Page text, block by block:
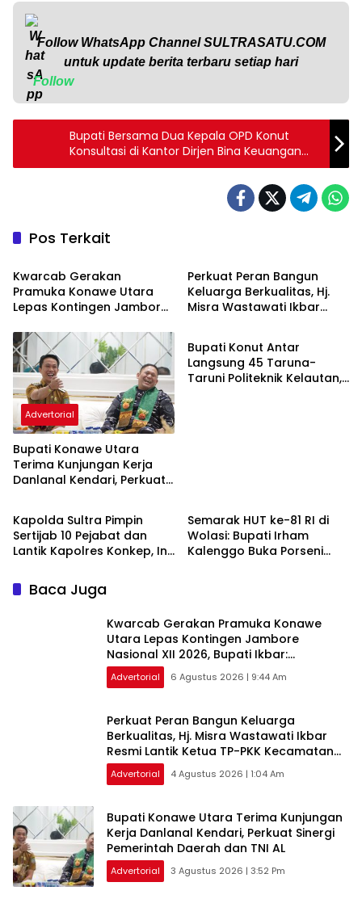
Follow WhatsApp ChannelSULTRASATU.COM
untuk update berita terbaru setiap hari
Follow
Bupati Bersama Dua Kepala OPD Konut
Konsultasi di Kantor Dirjen Bina Keuangan
Daerah Kemendagri
Pos Terkait
Advertorial
‎Kwarcab Gerakan
Pramuka Konawe Utara
Lepas Kontingen Jambore
Ikbar: Tunjukkan Karakter
Generasi Muda Konut yang
‎Perkuat Peran Bangun
Keluarga Berkualitas, Hj.
Misra Wastawati Ikbar
Utara
Advertorial
Bupati Konawe Utara
Terima Kunjungan Kerja
Danlanal Kendari, Perkuat
Advertorial
Bupati Konut Antar
Langsung 45 Taruna-
Taruni Politeknik Kelautan,
Advertorial
‎Kapolda Sultra Pimpin
Sertijab 10 Pejabat dan
Lantik Kapolres Konkep, Ini
Berganti
Semarak HUT ke-81 RI di
Wolasi: Bupati Irham
Kalenggo Buka Porseni
Baca Juga
‎Kwarcab Gerakan Pramuka Konawe
Utara Lepas Kontingen Jambore
Nasional XII 2026, Bupati Ikbar:
Tunjukkan Karakter Generasi Muda
Advertorial 6 Agustus 2026 | 9:44 Am
‎Perkuat Peran Bangun Keluarga
Berkualitas, Hj. Misra Wastawati Ikbar
Resmi Lantik Ketua TP-PKK Kecamatan
se-Konawe Utara
Advertorial 4 Agustus 2026 | 1:04 Am
Bupati Konawe Utara Terima Kunjungan
Kerja Danlanal Kendari, Perkuat Sinergi
Pemerintah Daerah dan TNI AL
Advertorial 3 Agustus 2026 | 3:52 Pm